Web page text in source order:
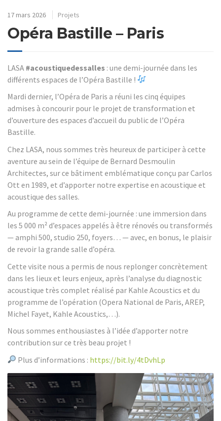
17 mars 2026 Projets
Opéra Bastille – Paris
LASA #acoustiquedessalles : une demi-journée dans les
différents espaces de l’Opéra Bastille !
Mardi dernier, l’Opéra de Paris a réuni les cinq équipes
admises à concourir pour le projet de transformation et
d’ouverture des espaces d’accueil du public de l’Opéra
Bastille.
Chez LASA, nous sommes très heureux de participer à cette
aventure au sein de l’équipe de Bernard Desmoulin
Architectes, sur ce bâtiment emblématique conçu par Carlos
Ott en 1989, et d’apporter notre expertise en acoustique et
acoustique des salles.
Au programme de cette demi-journée : une immersion dans
les 5 000 m² d’espaces appelés à être rénovés ou transformés
— amphi 500, studio 250, foyers… — avec, en bonus, le plaisir
de revoir la grande salle d’opéra.
Cette visite nous a permis de nous replonger concrètement
dans les lieux et leurs enjeux, après l’analyse du diagnostic
acoustique très complet réalisé par Kahle Acoustics et du
programme de l’opération (Opera National de Paris, AREP,
Michel Fayet, Kahle Acoustics,…).
Nous sommes enthousiastes à l’idée d’apporter notre
contribution sur ce très beau projet !
Plus d’informations : https://bit.ly/4tDvhLp